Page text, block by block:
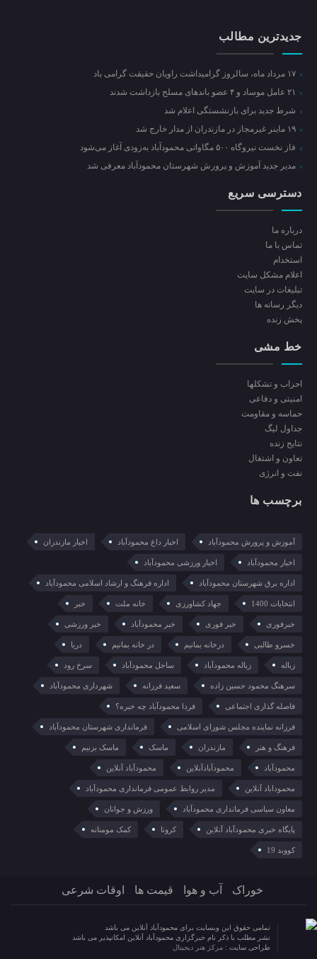
جدیدترین مطالب
۱۷ مرداد ماه، سالروز گرامیداشت راویان حقیقت گرامی باد
شرط جدید برای بازنشستگی اعلام شد
۱۹ ماینر غیرمجاز در مازندران از مدار خارج شد
فاز نخست نیروگاه ۵۰۰ مگاواتی محمودآباد به‌زودی آغاز می‌شود
مدیر جدید آموزش و پرورش شهرستان محمودآباد معرفی شد
دسترسی سریع
درباره ما
تماس با ما
استخدام
اعلام مشکل سایت
تبلیغات در سایت
ديگر رسانه ها
پخش زنده
خط مشی
احزاب و تشکلها
امنیتی و دفاعی
حماسه و مقاومت
جداول لیگ
نتایج زنده
تعاون و اشتغال
نفت و انرژی
برچسب ها
آموزش و پرورش محمودآباد اخبار داغ محمودآباد اخبار مازندران
اخبار محمودآباد اخبار ورزشی محمودآباد
اداره برق شهرستان محمودآباد اداره فرهنگ و ارشاد اسلامی محمودآباد
انتخابات 1400 جهاد کشاورزی خانه ملت خبر
خبرفوری خبر فوری خبر محمودآباد خبر ورزشی
خسرو طالبی درخانه بمانیم در خانه بمانیم دریا
زباله زباله محمودآباد ساحل محمودآباد سرخ رود
سرهنگ محمود حسین زاده سعید فرزانه شهرداری محمودآباد
فاصله گذاری اجتماعی فردا محمودآباد چه خبره؟
فرزانه نماینده مجلس شورای اسلامی فرمانداری شهرستان محمودآباد
فرهنگ و هنر مازندران ماسک ماسک بزنیم
محمودآباد محمودآبادآنلاین محمودآباد آنلاین
محموداباد آنلاین مدیر روابط عمومی فرمانداری محمودآباد
معاون سیاسی فرمانداری محمودآباد ورزش و جوانان
پایگاه خبری محمودآباد آنلاین کرونا کمک مومنانه
کووید 19
خوراک آب و هوا قیمت ها اوقات شرعی
تمامی حقوق این وبسایت برای محمودآباد آنلاین می باشد
نشر مطلب با ذکر نام خبرگزاری محمودآباد آنلاین امکانپذیر می باشد
طراحی سایت : مرکز هنر دیجیتال